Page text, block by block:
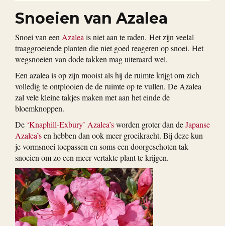
Snoeien van Azalea
Snoei van een Azalea is niet aan te raden. Het zijn veelal
traaggroeiende planten die niet goed reageren op snoei. Het
wegsnoeien van dode takken mag uiteraard wel.
Een azalea is op zijn mooist als hij de ruimte krijgt om zich
volledig te ontplooien de de ruimte op te vullen. De Azalea
zal vele kleine takjes maken met aan het einde de
bloemknoppen.
De ‘Knaphill-Exbury’ Azalea’sworden groter dan deJapanse
Azalea’sen hebben dan ook meer groeikracht. Bij deze kun
je vormsnoei toepassen en soms een doorgeschoten tak
snoeien om zo een meer vertakte plant te krijgen.